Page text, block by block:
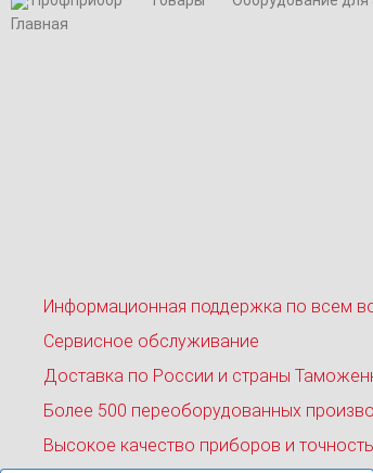
Информационная поддержка по всем
Сервисное обслуживание
Доставка по России и страны
Более 500 переоборудованных
Высокое качество приборов и